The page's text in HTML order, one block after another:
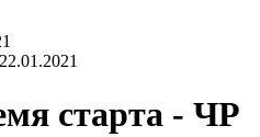
22.01.2021
старта - ЧР